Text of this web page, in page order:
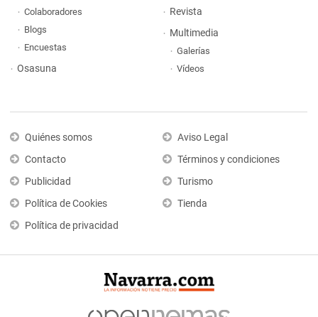
Colaboradores
Blogs
Encuestas
Osasuna
Revista
Multimedia
Galerías
Vídeos
Quiénes somos
Contacto
Publicidad
Política de Cookies
Política de privacidad
Aviso Legal
Términos y condiciones
Turismo
Tienda